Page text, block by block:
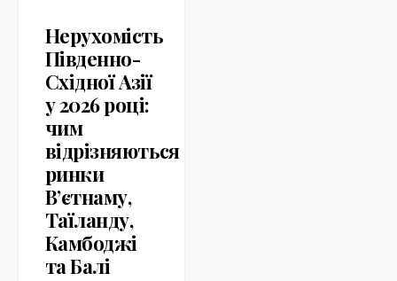
Нерухомість
Південно-
Східної Азії
у 2026 році:
чим
відрізняються
ринки
В’єтнаму,
Таїланду,
Камбоджі
та Балі